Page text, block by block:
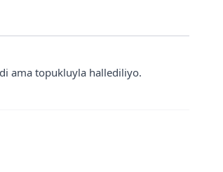
ama topukluyla hallediliyo.